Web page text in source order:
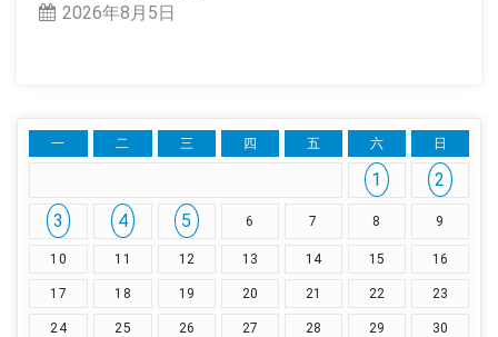
2026年8月5日
一 二 三 四 五 六 日
1
2
3
4 5 6 7 8 9
10 11 12 13 14 15 16
17 18 19 20 21 22 23
24 25 26 27 28 29 30